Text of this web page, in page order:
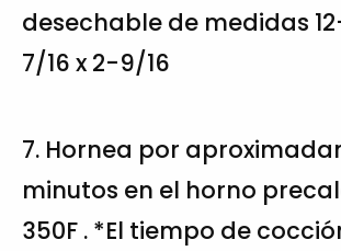
desechable de medidas
7/16 x 2-9/16
7. Hornea por
minutos en el horno
350F . *El tiempo de